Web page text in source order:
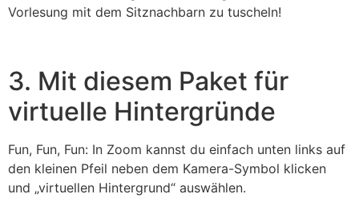
Vorlesung mit dem Sitznachbarn zu tuscheln!
3. Mit diesem Paket für
virtuelle Hintergründe
Fun, Fun, Fun: In Zoom kannst du einfach unten links auf
den kleinen Pfeil neben dem Kamera-Symbol klicken
und „virtuellen Hintergrund“ auswählen.